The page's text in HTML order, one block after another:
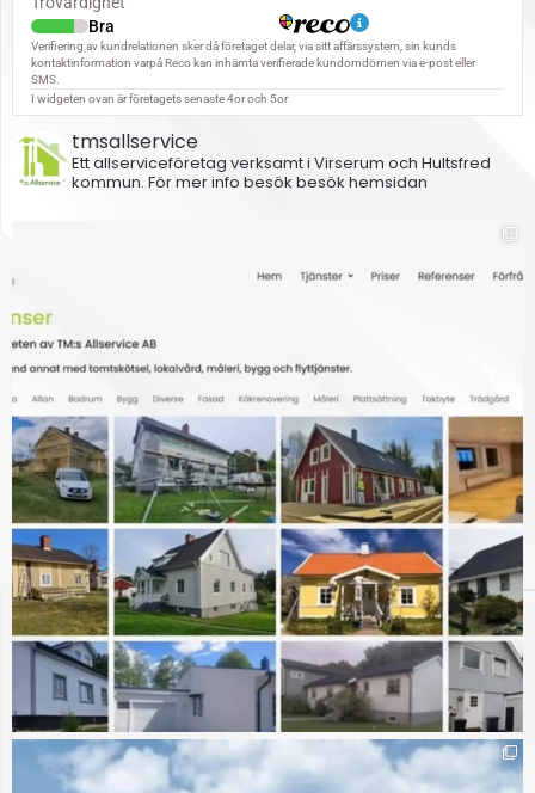
tmsallservice
Ett allserviceföretag verksamt i Virserum och Hultsfred
kommun. För mer info besök besök hemsidan